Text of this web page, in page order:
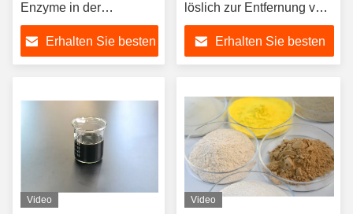
Enzyme in der
Textilindustrie keine
Verschmutzung
Erhalten Sie besten
löslich zur Entfernung von
Wasserstoff
Erhalten Sie besten
Video Video